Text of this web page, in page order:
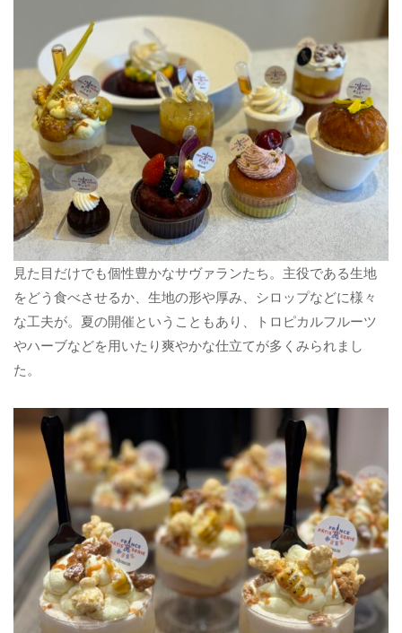
見た目だけでも個性豊かなサヴァランたち。主役である生地
をどう食べさせるか、生地の形や厚み、シロップなどに様々
な工夫が。夏の開催ということもあり、トロピカルフルーツ
やハーブなどを用いたり爽やかな仕立てが多くみられまし
た。